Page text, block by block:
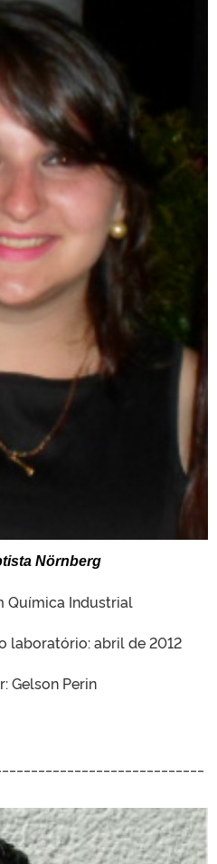
Nörnberg
Química Industrial
laboratório: abril de 2012
Gelson Perin